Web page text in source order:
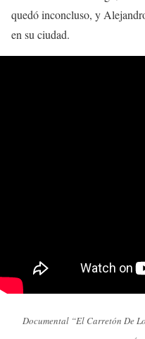
quedó inconcluso, y
en su ciudad.
Documental “El Carretón De